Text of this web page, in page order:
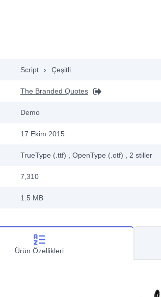
Script › Çeşitli
The Branded Quotes
Demo
17 Ekim 2015
TrueType (.ttf) , OpenType (.otf) , 2 stiller
7,310
1.5 MB
Ürün Özellikleri